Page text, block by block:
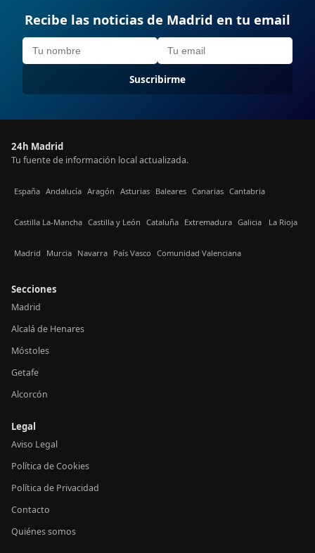
Recibe las noticias de Madrid en tu email
Suscribirme
24h Madrid
Tu fuente de información local actualizada.
España Andalucía Aragón Asturias Baleares Canarias Cantabria
Castilla La-Mancha Castilla y León Cataluña Extremadura Galicia La Rioja
Madrid Murcia Navarra País Vasco Comunidad Valenciana
Secciones
Madrid
Alcalá de Henares
Móstoles
Getafe
Alcorcón
Legal
Aviso Legal
Política de Cookies
Política de Privacidad
Contacto
Quiénes somos